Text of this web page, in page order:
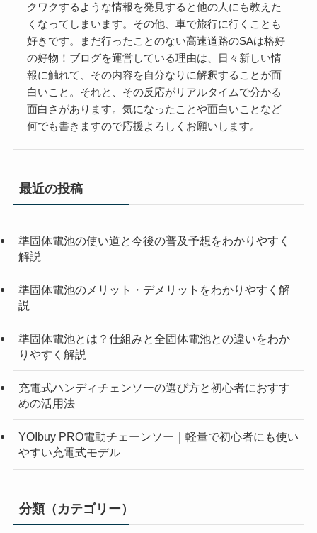
クワクするような情報を発見すると他の人にも教えた
くなってしまいます。その他、車で旅行に行くことも
好きです。まだ行ったことのない高速道路のSAは格好
の好物！ブログを運営している理由は、日々新しい情
報に触れて、その内容を自分なりに解釈することが面
白いこと。それと、その反応がリアルタイムで分かる
面白さがあります。気になったことや面白いことなど
何でも書きますので応援よろしくお願いします。
最近の投稿
準固体電池の使い道と今後の普及予想をわかりやすく
解説
準固体電池のメリット・デメリットをわかりやすく解
説
準固体電池とは？仕組みと全固体電池との違いをわか
りやすく解説
充電式ハンディチェンソーの選び方と初心者におすす
めの活用法
YOIbuy PRO電動チェーンソー｜軽量で初心者にも使い
やすい充電式モデル
分類（カテゴリー）